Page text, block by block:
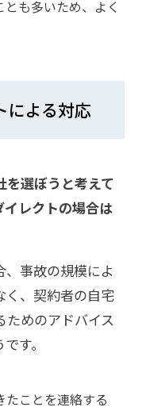
も多いため、よく
による対応
を選ぼうと考えて
イレクトの場合は
、事故の規模によ
く、契約者の自宅
ためのアドバイス
す。
たことを連絡する